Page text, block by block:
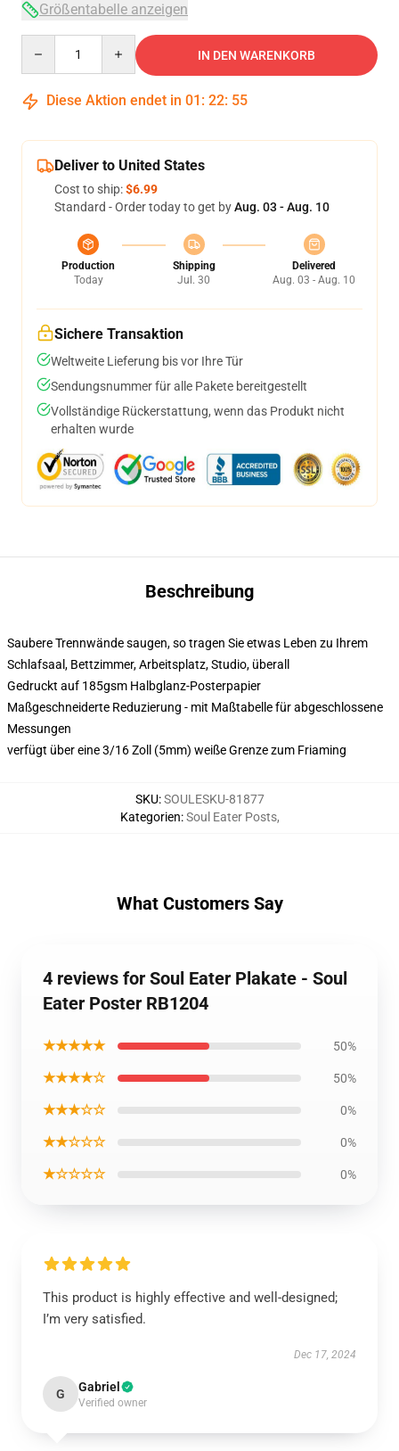
Größentabelle anzeigen
IN DEN WARENKORB
Diese Aktion endet in 01 : 22: 54
Deliver to United States
Cost to ship:$6.99
Standard - Order today to get byAug. 03 - Aug. 10
Production
Today
Shipping
Jul. 30
Delivered
Aug. 03 - Aug. 10
Sichere Transaktion
Weltweite Lieferung bis vor Ihre Tür
Sendungsnummer für alle Pakete bereitgestellt
Vollständige Rückerstattung, wenn das Produkt nicht
erhalten wurde
Beschreibung
Saubere Trennwände saugen, so tragen Sie etwas Leben zu Ihrem
Schlafsaal, Bettzimmer, Arbeitsplatz, Studio, überall
Gedruckt auf 185gsm Halbglanz-Posterpapier
Maßgeschneiderte Reduzierung - mit Maßtabelle für abgeschlossene
Messungen
verfügt über eine 3/16 Zoll (5mm) weiße Grenze zum Friaming
SKU:SOULESKU-81877
Kategorien:Soul Eater Posts,
What Customers Say
4 reviews for Soul Eater Plakate - Soul
Eater Poster RB1204
★★★★★ 50%
★★★★☆ 50%
★★★☆☆ 0%
★★☆☆☆ 0%
★☆☆☆☆ 0%
This product is highly effective and well-designed;
I’m very satisfied.
Dec 17, 2024
G Gabriel
Verified owner